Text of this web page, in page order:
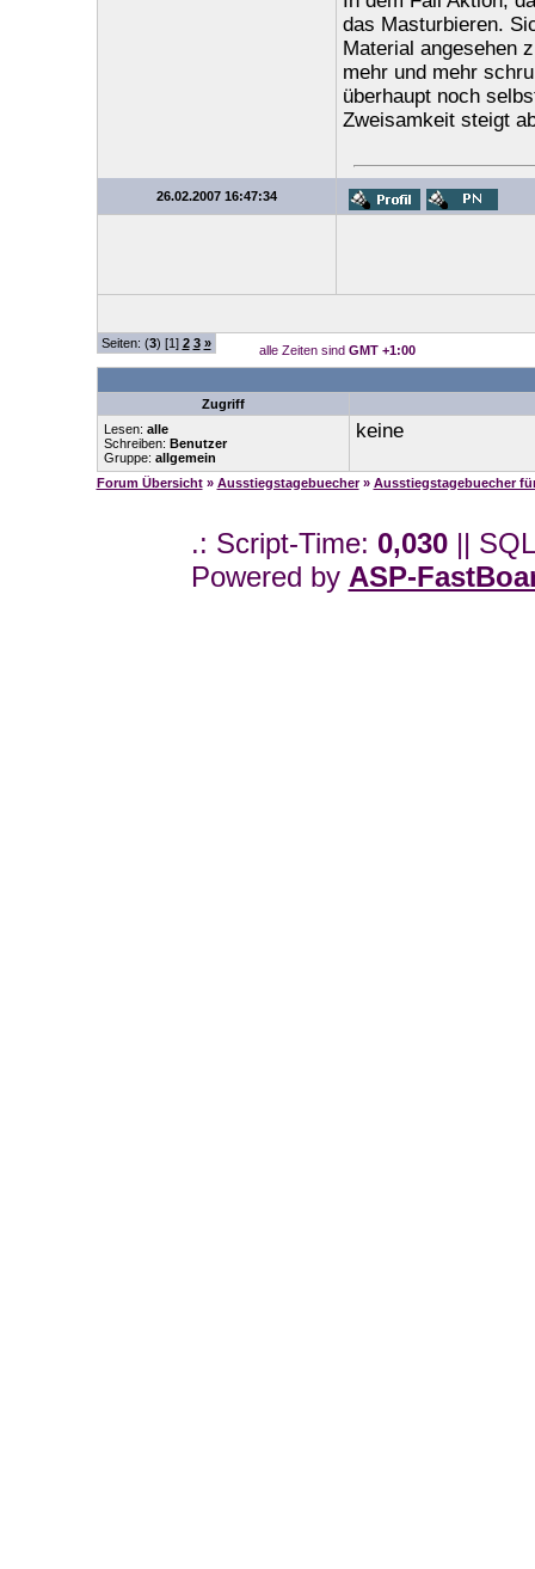
das Masturbieren.
Material angesehen
mehr und mehr
überhaupt noch
Zweisamkeit steigt
26.02.2007 16:47:34
Seiten: (3) [1] 2 3 » alle Zeiten sind GMT +1:00
Zugriff
Lesen: alle
Schreiben: Benutzer
Gruppe: allgemein
keine
Forum Übersicht » Ausstiegstagebuecher » Ausstiegstagebuecher
.: Script-Time: 0,030||
Powered by ASP-